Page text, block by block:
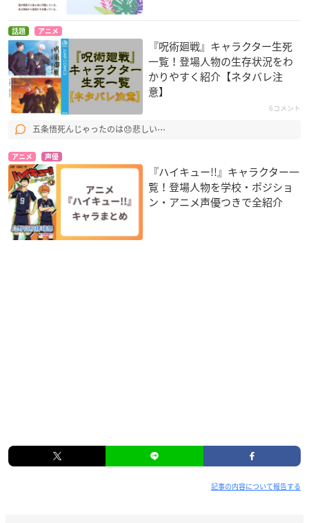
話題 アニメ
『呪術廻戦』キャラクター生死
一覧！登場人物の生存状況をわ
かりやすく紹介【ネタバレ注
意】
6コメント
五条悟死んじゃったのは😞悲しい⋯
アニメ 声優
『ハイキュー!!』キャラクター一
覧！登場人物を学校・ポジショ
ン・アニメ声優つきで全紹介
記事の内容について報告する